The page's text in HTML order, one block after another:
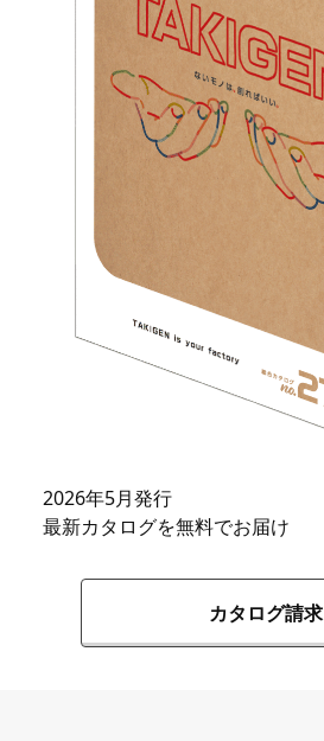
2026年5月発行
最新カタログを無料でお届け
カタログ請求